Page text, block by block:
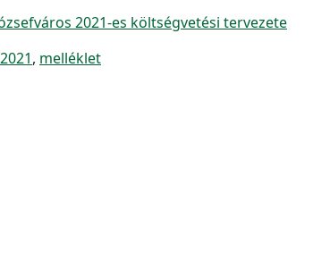
2021-es költségvetési tervezete
, melléklet